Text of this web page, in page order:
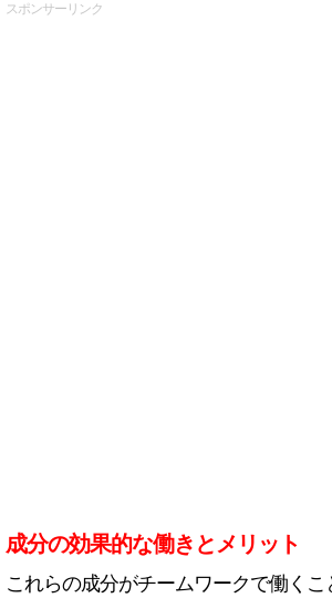
スポンサーリンク
成分の効果的な働きとメリット
これらの成分がチームワークで働く